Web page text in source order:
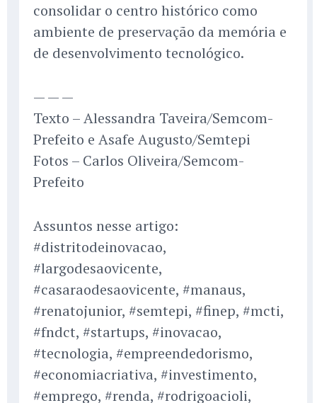
consolidar o centro histórico como
ambiente de preservação da memória e
de desenvolvimento tecnológico.
— — —
Texto – Alessandra Taveira/Semcom-
Prefeito e Asafe Augusto/Semtepi
Fotos – Carlos Oliveira/Semcom-
Prefeito
Assuntos nesse artigo:
#distritodeinovacao,
#largodesaovicente,
#casaraodesaovicente, #manaus,
#renatojunior, #semtepi, #finep, #mcti,
#fndct, #startups, #inovacao,
#tecnologia, #empreendedorismo,
#economiacriativa, #investimento,
#emprego, #renda, #rodrigoacioli,